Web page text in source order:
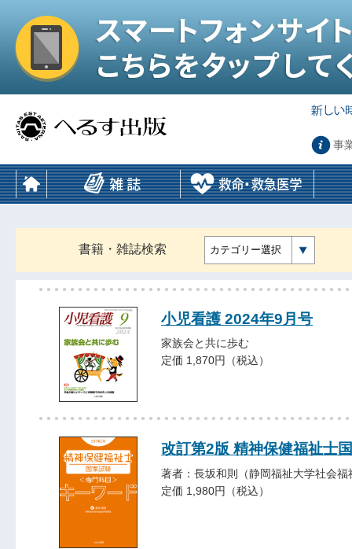
事
書籍・雑誌検索 カテゴリー選択
小児看護 2024年9月号
家族会と共に歩む
定価 1,870円（税込）
改訂第2版 精神保健福祉士
著者：長坂和則（静岡福祉大学社会福
定価 1,980円（税込）